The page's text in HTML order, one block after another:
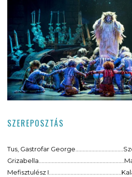
SZEREPOSZTÁS
Tus, Gastrofar
Mefisztulész